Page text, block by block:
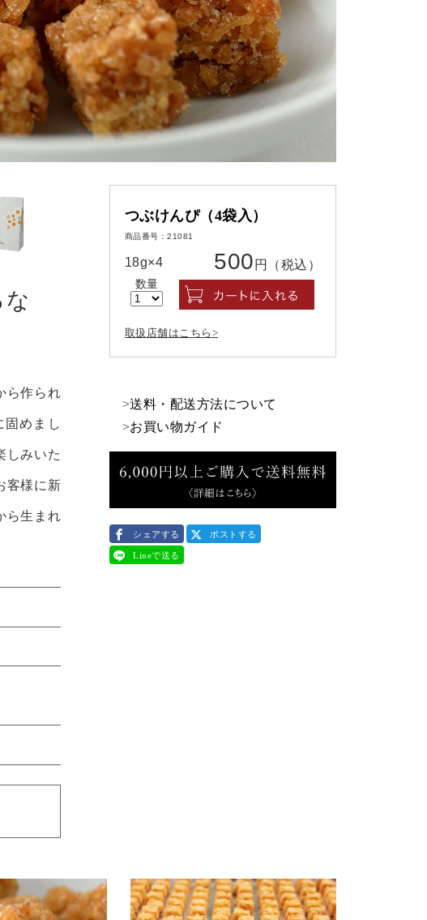
ら作られ
固めまし
しみいた
客様に新
ら生まれ
つぶけんぴ（4袋入）
商品番号：21081
18g×4 500 円（税込）
数量
取扱店舗はこちら
>送料・配送方法について
>お買い物ガイド
シェアする ポストする
Lineで送る